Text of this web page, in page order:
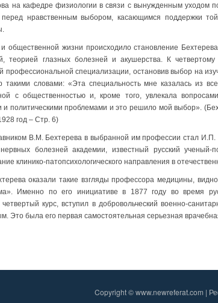
на кафедре физиологии в связи с вынужденным уходом
перед нравственным выбором, касающимся поддержки
общественной жизни происходило становление
теорией глазных болезней и акушерства. К
профессиональной специализации, остановив выбор на
словами: «Эта специальность мне казалась из
с общественностью и, кроме того, увлекала
и политическими проблемами и это решило мой выбор».
год – Стр. 6)
В.М. Бехтерева в выбранной им профессии стал
болезней академии, известный русский
клинико-патопсихологического направления в
оказали такие взгляды профессора медицины,
Именно по его инициативе в 1877 году во время
курс, вступил в добровольческий военно-
Это была его первая самостоятельная серьезная
Copyright © www.newreferat.com |